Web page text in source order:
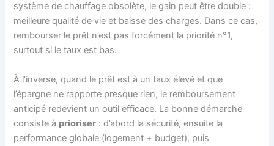
système de chauffage obsolète, le gain peut être double :
meilleure qualité de vie et baisse des charges. Dans ce cas,
rembourser le prêt n’est pas forcément la priorité n°1,
surtout si le taux est bas.
À l’inverse, quand le prêt est à un taux élevé et que
l’épargne ne rapporte presque rien, le remboursement
anticipé redevient un outil efficace. La bonne démarche
consiste à prioriser : d’abord la sécurité, ensuite la
performance globale (logement + budget), puis